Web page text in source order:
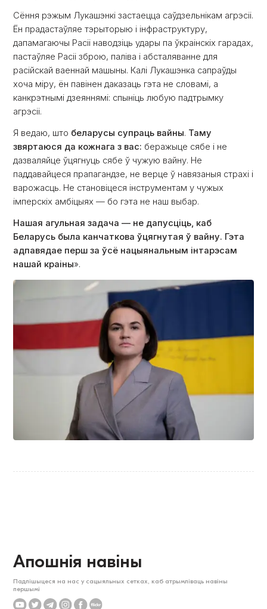
Сёння рэжым Лукашэнкі застаецца саўдзельнікам агрэсіі.
Ён прадастаўляе тэрыторыю і інфраструктуру,
дапамагаючы Расіі наводзіць удары па ўкраінскіх гарадах,
пастаўляе Расіі зброю, паліва і абсталяванне для
расійскай ваеннай машыны. Калі Лукашэнка сапраўды
хоча міру, ён павінен даказаць гэта не словамі, а
канкрэтнымі дзеяннямі: спыніць любую падтрымку
агрэсіі.
Я ведаю, што беларусы супраць вайны. Таму
звяртаюся да кожнага з вас: беражыце сябе і не
дазваляйце ўцягнуць сябе ў чужую вайну. Не
паддавайцеся прапагандзе, не верце ў навязаныя страхі і
варожасць. Не становіцеся інструментам у чужых
імперскіх амбіцыях — бо гэта не наш выбар.
Нашая агульная задача — не дапусціць, каб
Беларусь была канчаткова ўцягнутая ў вайну. Гэта
адпавядае перш за ўсё нацыянальным інтарэсам
нашай краіны».
Апошнія навіны
Падпішыцеся на нас у сацыяльных сетках, каб атрымліваць навіны
першымі